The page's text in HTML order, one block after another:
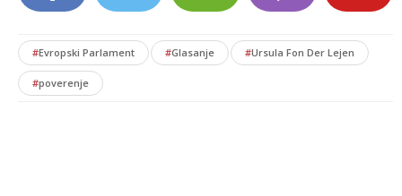
#Evropski Parlament #Glasanje #Ursula Fon Der Lejen
#poverenje